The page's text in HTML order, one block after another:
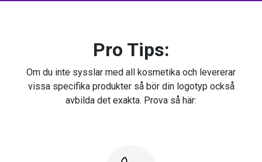
Pro Tips:
Om du inte sysslar med all kosmetika och levererar
vissa specifika produkter så bör din logotyp också
avbilda det exakta. Prova så här: